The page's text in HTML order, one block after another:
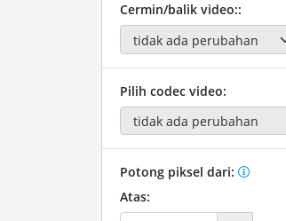
Cermin/balik video::
Pilih codec video:
Potong piksel dari:
Atas: